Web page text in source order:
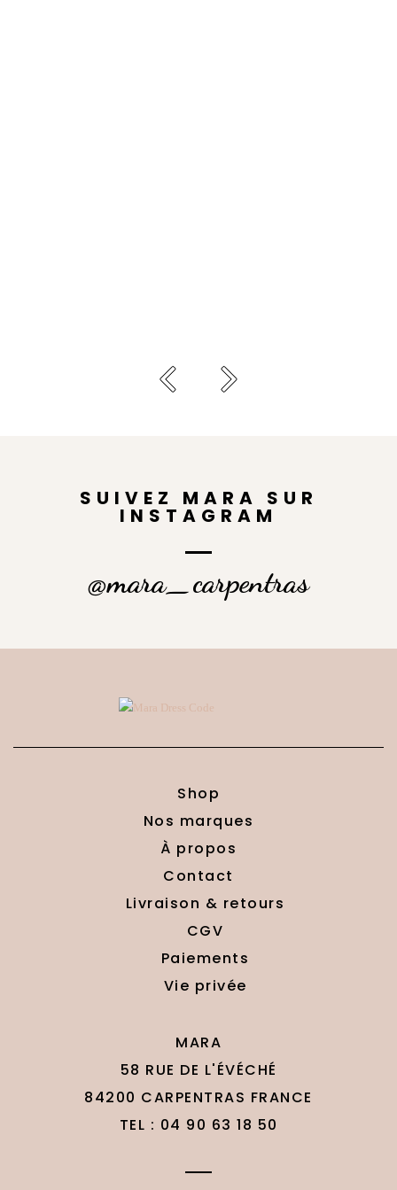
SUIVEZ MARA SUR
INSTAGRAM
@mara_carpentras
Shop
Nos marques
À propos
Contact
Livraison & retours
CGV
Paiements
Vie privée
MARA
58 RUE DE L'ÉVÉCHÉ
84200 CARPENTRAS FRANCE
TEL : 04 90 63 18 50